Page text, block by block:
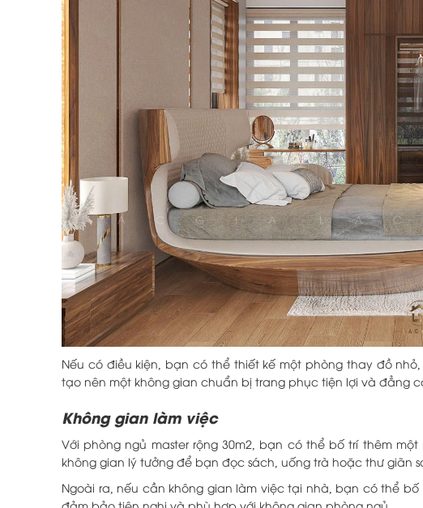
Nếu có điều kiện, bạn có thể thiết kế một phòng thay đồ
tạo nên một không gian chuẩn bị trang phục tiện lợi và đẳng
Không gian làm việc
Với phòng ngủ master rộng 30m2, bạn có thể bố trí thêm
không gian lý tưởng để bạn đọc sách, uống trà hoặc thư giãn
Ngoài ra, nếu cần không gian làm việc tại nhà, bạn có thể